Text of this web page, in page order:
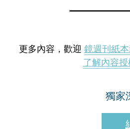
更多內容，歡迎 鏡週刊紙
了解內容
獨家